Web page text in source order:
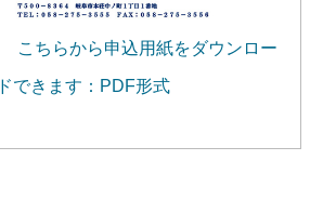
こちらから申込用紙をダウンロー
ドできます：PDF形式